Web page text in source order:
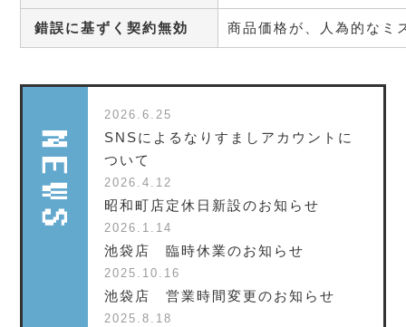
錯誤に基ずく契約無効 商品価格が、人為的なミ
2026.6.25
SNSによるなりすましアカウントに
ついて
2026.4.12
昭和町店定休日新設のお知らせ
2026.1.14
池袋店 臨時休業のお知らせ
2025.10.16
池袋店 営業時間変更のお知らせ
2025.8.18